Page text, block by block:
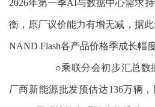
2026年第一季AI与数据中心需求
衡，原厂议价能力有增无减，据
NAND Flash各产品价格季成长幅度
○乘联分会初步汇总数
厂商新能源批发预估达136万辆